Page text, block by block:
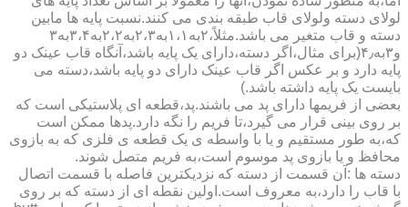
لولای دسته ولولای قاب طبقه بندی می کنند.نسبت پایه ها مابین
دسته و قاب متغیر می باشد.مثلاً،۲به۱،۱به۲،۳به۲،۲به۳،۴به۳
و۳به۴٫(برای مثال،اگر دسته،دارای یک پایه باشد،آنگاه قاب عینک دو
پایه دارد و بر عکس اگر قاب عینک دارای دو پایه باشد،دسته می
بایست یک پایه داشته باشد.)
بعضی از فریمها دارای پد می باشند.پد،قطعه ای پلاستیکی است که
بر روی بینی قرار می گیرد،تا فریم را نگه دارد.پدها ممکن است
که،به طور مستقیم و یا با واسطه ی یک قطعه ی فلزی که به بازوی
محافظ و یا بازوی پد موسوم است،به فریم متصل شوند.
دسته ها :آن قسمت از دسته که نزدیکترین فاصله با قسمت اتصال
با قاب را دارد،به معروف است.اولین نقطه ای از دسته که بر روی